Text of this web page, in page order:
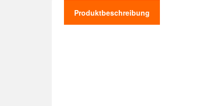
Produktbeschreibung